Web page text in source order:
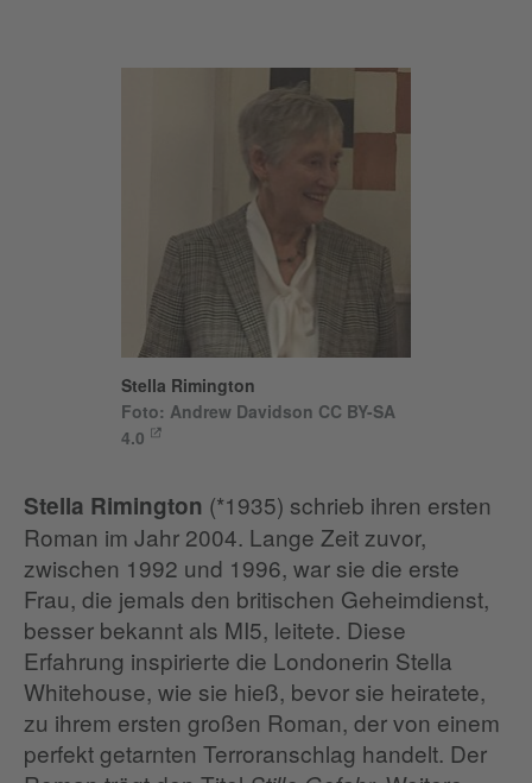
Stella Rimington
Foto: Andrew Davidson CC BY-SA
4.0
Stella Rimington (*1935) schrieb ihren ersten
Roman im Jahr 2004. Lange Zeit zuvor,
zwischen 1992 und 1996, war sie die erste
Frau, die jemals den britischen Geheimdienst,
besser bekannt als MI5, leitete. Diese
Erfahrung inspirierte die Londonerin Stella
Whitehouse, wie sie hieß, bevor sie heiratete,
zu ihrem ersten großen Roman, der von einem
perfekt getarnten Terroranschlag handelt. Der